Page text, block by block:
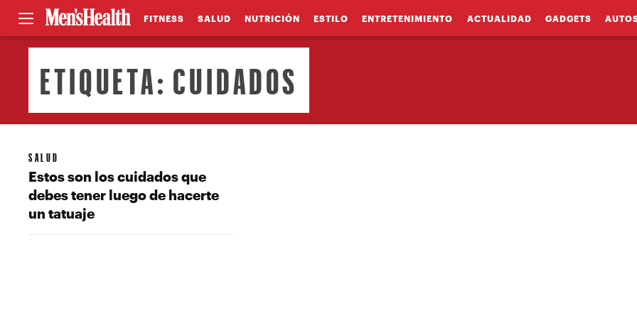
FITNESS SALUD NUTRICIÓN ESTILO ENTRETENIMIENTO ACTUALIDAD GADGETS
ETIQUETA: CUIDADOS
SALUD
Estos son los cuidados que
debes tener luego de hacerte
un tatuaje